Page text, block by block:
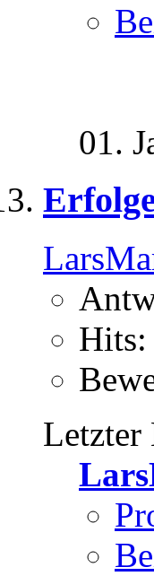
01.
Hits:
Letzter